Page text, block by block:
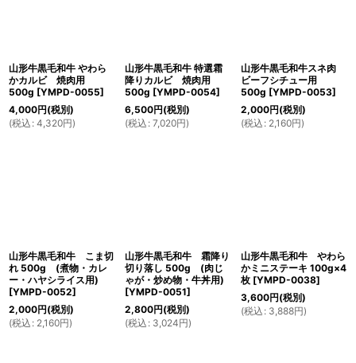
山形牛黒毛和牛 やわら
かカルビ 焼肉用
500g [YMPD-0055]
4,000円(税別)
(税込 : 4,320円)
山形牛黒毛和牛 特選霜
降りカルビ 焼肉用
500g [YMPD-0054]
6,500円(税別)
(税込 : 7,020円)
山形牛黒毛和牛スネ肉
ビーフシチュー用
500g [YMPD-0053]
2,000円(税別)
(税込 : 2,160円)
山形牛黒毛和牛 こま切
れ 500g (煮物・カレ
ー・ハヤシライス用)
[YMPD-0052]
2,000円(税別)
(税込 : 2,160円)
山形牛黒毛和牛 霜降り
切り落し 500g (肉じ
ゃが・炒め物・牛丼用)
[YMPD-0051]
2,800円(税別)
(税込 : 3,024円)
山形牛黒毛和牛 やわら
かミニステーキ 100g×4
枚 [YMPD-0038]
3,600円(税別)
(税込 : 3,888円)